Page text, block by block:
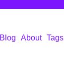
Blog About Tags